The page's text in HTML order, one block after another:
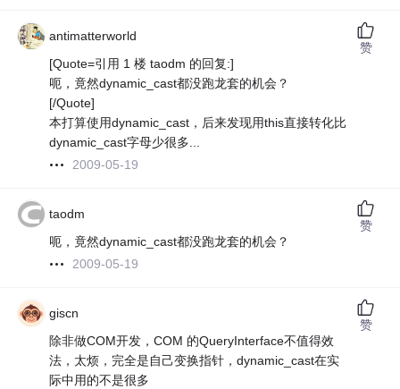
antimatterworld
[Quote=引用 1 楼 taodm 的回复:]
呃，竟然dynamic_cast都没跑龙套的机会？
[/Quote]
本打算使用dynamic_cast，后来发现用this直接转化比
dynamic_cast字母少很多...
2009-05-19
赞
taodm
呃，竟然dynamic_cast都没跑龙套的机会？
2009-05-19
赞
giscn
除非做COM开发，COM 的QueryInterface不值得效
法，太烦，完全是自己变换指针，dynamic_cast在实
际中用的不是很多
赞